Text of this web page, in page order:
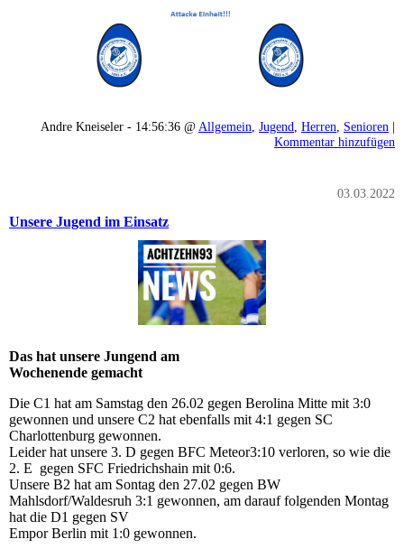
Andre Kneiseler - 14:56:36 @ Allgemein Jugend Herren Senioren |
Kommentar hinzufügen
03.03.2022
Unsere Jugend im Einsatz
Das hat unsere Jungend am
Wochenende gemacht
Die C1 hat am Samstag den 26.02 gegen Berolina Mitte mit 3:0
gewonnen und unsere C2 hat ebenfalls mit 4:1 gegen SC
Charlottenburg gewonnen.
Leider hat unsere 3. D gegen BFC Meteor3:10 verloren, so wie die
2. E gegen SFC Friedrichshain mit 0:6.
Unsere B2 hat am Sontag den 27.02 gegen BW
Mahlsdorf/Waldesruh 3:1 gewonnen, am darauf folgenden Montag
hat die D1 gegen SV
Empor Berlin mit 1:0 gewonnen.